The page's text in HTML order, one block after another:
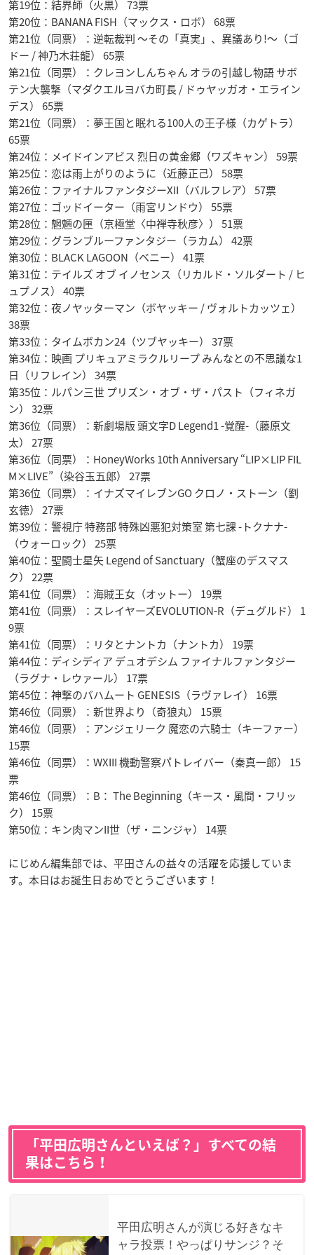
第19位：結界師（火黒） 73票
第20位：BANANA FISH（マックス・ロボ） 68票
第21位（同票）：逆転裁判 〜その「真実」、異議あり!〜（ゴ
ドー / 神乃木荘龍） 65票
第21位（同票）：クレヨンしんちゃん オラの引越し物語 サボ
テン大襲撃（マダクエルヨバカ町長 / ドゥヤッガオ・エライン
デス） 65票
第21位（同票）：夢王国と眠れる100人の王子様（カゲトラ）
65票
第24位：メイドインアビス 烈日の黄金郷（ワズキャン） 59票
第25位：恋は雨上がりのように（近藤正己） 58票
第26位：ファイナルファンタジーXII（バルフレア） 57票
第27位：ゴッドイーター（雨宮リンドウ） 55票
第28位：魍魎の匣（京極堂〈中禅寺秋彦〉） 51票
第29位：グランブルーファンタジー（ラカム） 42票
第30位：BLACK LAGOON（ベニー） 41票
第31位：テイルズ オブ イノセンス（リカルド・ソルダート / ヒ
ュプノス） 40票
第32位：夜ノヤッターマン（ボヤッキー / ヴォルトカッツェ）
38票
第33位：タイムボカン24（ツブヤッキー） 37票
第34位：映画 プリキュアミラクルリープ みんなとの不思議な1
日（リフレイン） 34票
第35位：ルパン三世 プリズン・オブ・ザ・パスト（フィネガ
ン） 32票
第36位（同票）：新劇場版 頭文字D Legend1 -覚醒-（藤原文
太） 27票
第36位（同票）：HoneyWorks 10th Anniversary “LIP×LIP FIL
M×LIVE”（染谷玉五郎） 27票
第36位（同票）：イナズマイレブンGO クロノ・ストーン（劉
玄徳） 27票
第39位：警視庁 特務部 特殊凶悪犯対策室 第七課 -トクナナ-
（ウォーロック） 25票
第40位：聖闘士星矢 Legend of Sanctuary（蟹座のデスマス
ク） 22票
第41位（同票）：海賊王女（オットー） 19票
第41位（同票）：スレイヤーズEVOLUTION-R（デュグルド） 1
9票
第41位（同票）：リタとナントカ（ナントカ） 19票
第44位：ディシディア デュオデシム ファイナルファンタジー
（ラグナ・レウァール） 17票
第45位：神撃のバハムート GENESIS（ラヴァレイ） 16票
第46位（同票）：新世界より（奇狼丸） 15票
第46位（同票）：アンジェリーク 魔恋の六騎士（キーファー）
15票
第46位（同票）：WXIII 機動警察パトレイバー（秦真一郎） 15
票
第46位（同票）：B： The Beginning（キース・風間・フリッ
ク） 15票
第50位：キン肉マンII世（ザ・ニンジャ） 14票
にじめん編集部では、平田さんの益々の活躍を応援していま
す。本日はお誕生日おめでとうございます！
「平田広明さんといえば？」すべての結
果はこちら！